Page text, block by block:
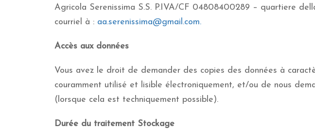
Agricola Serenissima S.S. P.IVA/CF 04808400289 – quartiere
courriel à : aa.serenissima@gmail.com.
Accès aux données
Vous avez le droit de demander des copies des données à
couramment utilisé et lisible électroniquement, et/ou de nous
(lorsque cela est techniquement possible).
Durée du traitement Stockage